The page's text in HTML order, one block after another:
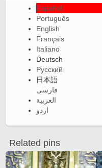
Español
Português
English
Français
Italiano
Deutsch
Русский
日本語
فارسی
العربية
اردو
Related pins